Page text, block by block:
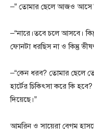
–” তোমার ছেলে আজও আসে
–“নারে।তবে চলে আসবে।
ফোনটা ধরছিস না ও কিন্তু
–“কেন ধরব? তোমার ছেলে তো
হার্টের চিকিৎসা করে কি
দিয়েছে।”
আমরিন ও সায়েরা বেগম